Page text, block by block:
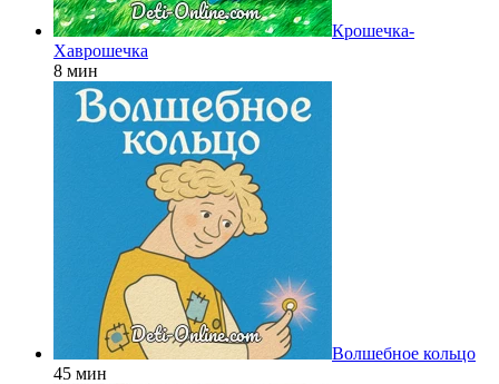
Крошечка-
Хаврошечка
8 мин
Волшебное кольцо
45 мин